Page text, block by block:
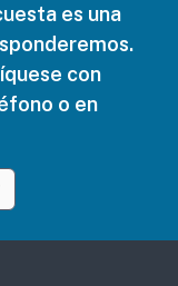
es una
con
o en